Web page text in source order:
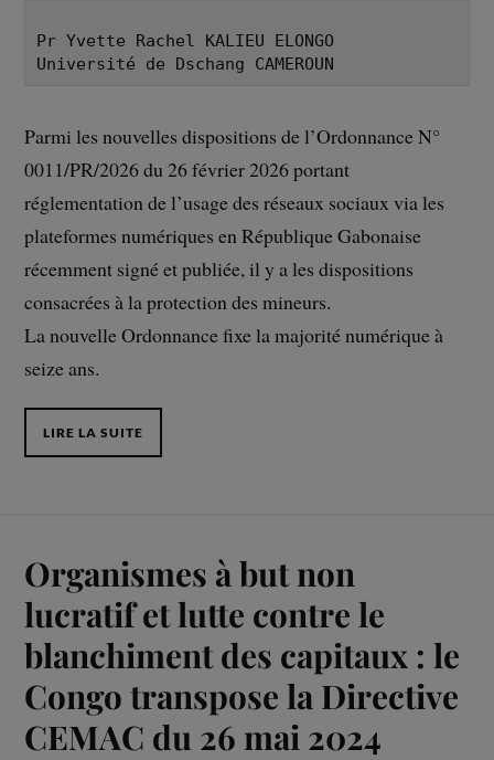
Pr Yvette Rachel KALIEU ELONGO
Université de Dschang CAMEROUN
Parmi les nouvelles dispositions de l’Ordonnance N°
0011/PR/2026 du 26 février 2026 portant
réglementation de l’usage des réseaux sociaux via les
plateformes numériques en République Gabonaise
récemment signé et publiée, il y a les dispositions
consacrées à la protection des mineurs.
La nouvelle Ordonnance fixe la majorité numérique à
seize ans.
LIRE LA SUITE
Organismes à but non
lucratif et lutte contre le
blanchiment des capitaux : le
Congo transpose la Directive
CEMAC du 26 mai 2024